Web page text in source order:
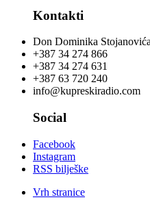
Kontakti
Don Dominika
+387 34 274 866
+387 34 274 631
+387 63 720 240
info@kupreskiradio.com
Social
Facebook
Instagram
RSS bilješke
Vrh stranice